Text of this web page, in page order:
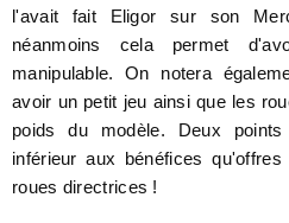
l'avait fait Eligor sur son
néanmoins cela permet
manipulable. On notera
avoir un petit jeu ainsi que les
poids du modèle. Deux
inférieur aux bénéfices
roues directrices !